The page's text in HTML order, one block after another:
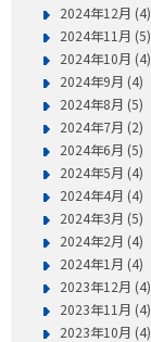
2024年12月 (4)
2024年11月 (5)
2024年10月 (4)
2024年9月 (4)
2024年8月 (5)
2024年7月 (2)
2024年6月 (5)
2024年5月 (4)
2024年4月 (4)
2024年3月 (5)
2024年2月 (4)
2024年1月 (4)
2023年12月 (4)
2023年11月 (4)
2023年10月 (4)